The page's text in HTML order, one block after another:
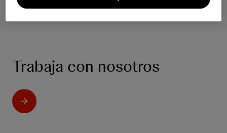
Trabaja con nosotros